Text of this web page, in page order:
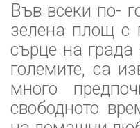
Във всеки по-
зелена площ с
сърце на
големите, са
много
свободното